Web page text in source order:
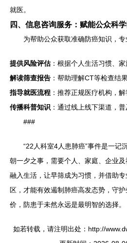
就医。
四、信息咨询服务：赋能公众科
为帮助公众获取准确防癌知识，
提供风险评估：根据个人生活习惯、家
解读筛查报告 ：帮助理解CT等检查结
指导就医流程 ：推荐正规医疗机构，解
传播科普知识 ：通过线上线下渠道，
###
“22人科室4人患肺癌”事件是一记
朝一夕之事，需要个人、家庭、企业
融入生活，让早筛成为习惯，并借助
区，才能有效遏制肺癌高发态势，守
价，防患于未然永远是最明智的选择。
如若转载，请注明出处：http://